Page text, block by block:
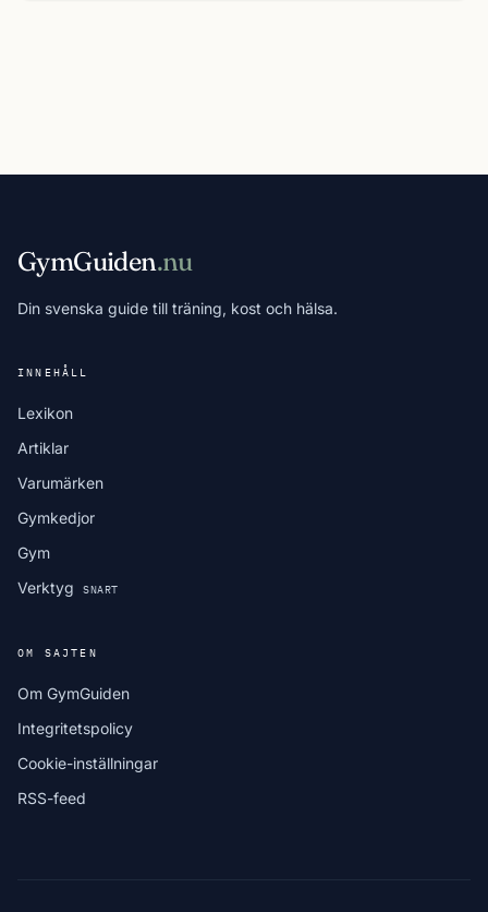
GymGuiden.nu
Din svenska guide till träning, kost och hälsa.
INNEHÅLL
Lexikon
Artiklar
Varumärken
Gymkedjor
Gym
Verktyg
SNART
OM SAJTEN
Om GymGuiden
Integritetspolicy
Cookie-inställningar
RSS-feed